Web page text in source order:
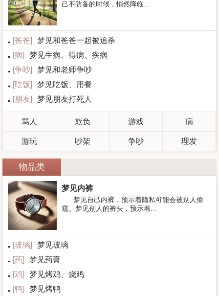
己不防备的时候，悄然降临...
[爸爸]
梦见和爸爸一起被追杀
[病]
梦见生病、得病、疾病
[争吵]
梦见和老师争吵
[吃饭]
梦见吃饭、用餐
[朋友] 梦见朋友打死人
骂人 欺负 游戏 病
游玩 吵架 争吵 理发
物品类
梦见内裤
梦见自己内裤，预示着隐私可能会被别人偷
窥。梦见别人的裤头，预示着...
[玻璃]
梦见玻璃
[药]
梦见药膏
[鸡]
梦见烤鸡、烧鸡
[鸭] 梦见烤鸭